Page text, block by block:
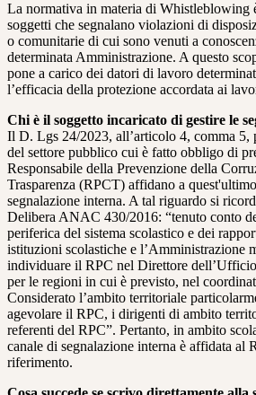
La normativa in materia di Whistleblowing
soggetti che segnalano violazioni di
o comunitarie di cui sono venuti a
determinata Amministrazione. A questo
pone a carico dei datori di lavoro
l’efficacia della protezione accordata ai
Chi è il soggetto incaricato di gestire le
Il D. Lgs 24/2023, all’articolo 4, comma 5,
del settore pubblico cui è fatto obbligo di
Responsabile della Prevenzione della
Trasparenza (RPCT) affidano a
segnalazione interna. A tal riguardo si
Delibera ANAC 430/2016: “tenuto conto
periferica del sistema scolastico e dei
istituzioni scolastiche e l’Amministrazione
individuare il RPC nel Direttore
per le regioni in cui è previsto, nel
Considerato l’ambito territoriale
agevolare il RPC, i dirigenti di ambito
referenti del RPC”. Pertanto, in ambito
canale di segnalazione interna è affidata al
riferimento.